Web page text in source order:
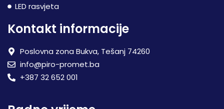
LED rasvjeta
Kontakt informacije
Poslovna zona Bukva, Tešanj 74260
info@piro-promet.ba
+387 32 652 001